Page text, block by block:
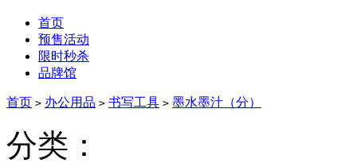
首页
预售活动
限时秒杀
品牌馆
首页 > 办公用品 > 书写工具 > 墨水墨汁（分）
分类：